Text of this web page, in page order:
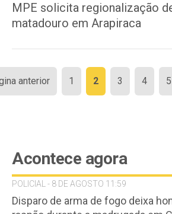
MPE solicita regionalização
matadouro em Arapiraca
Paginação
de
anterior 1 2 3 4 5
Acontece agora
POLICIAL - 8 DE AGOSTO 11:59
Disparo de arma de fogo deixa